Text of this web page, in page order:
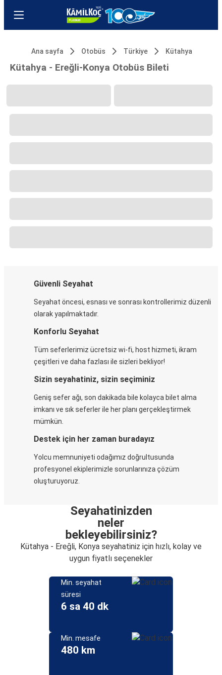
Ana sayfa Otobüs Türkiye Kütahya
Kütahya - Ereğli-Konya Otobüs Bileti
Güvenli Seyahat
Seyahat öncesi, esnası ve sonrası kontrollerimiz düzenli
olarak yapılmaktadır.
Konforlu Seyahat
Tüm seferlerimiz ücretsiz wi-fi, host hizmeti, ikram
çeşitleri ve daha fazlası ile sizleri bekliyor!
Sizin seyahatiniz, sizin seçiminiz
Geniş sefer ağı, son dakikada bile kolayca bilet alma
imkanı ve sık seferler ile her planı gerçekleştirmek
mümkün.
Destek için her zaman buradayız
Yolcu memnuniyeti odağımız doğrultusunda
profesyonel ekiplerimizle sorunlarınıza çözüm
oluşturuyoruz.
Seyahatinizden
neler
bekleyebilirsiniz?
Kütahya - Ereğli, Konya seyahatiniz için hızlı, kolay ve
uygun fiyatlı seçenekler
Min. seyahat
süresi
6 sa 40 dk
Min. mesafe
480 km